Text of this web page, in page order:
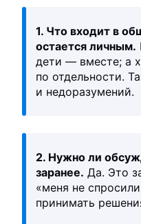
1. Что входит в
остается личным.
дети — вместе; а
по отдельности.
и недоразумений.
2. Нужно ли
заранее. Да. Это
«меня не
принимать